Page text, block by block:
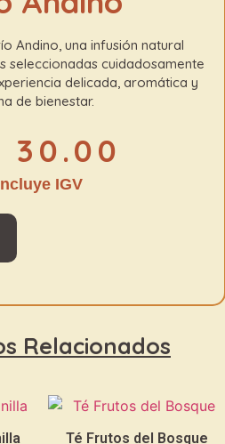
Andino, una infusión natural
seleccionadas cuidadosamente
delicada, aromática y
de bienestar.
30.00
IGV
Relacionados
Té Frutos del Bosque